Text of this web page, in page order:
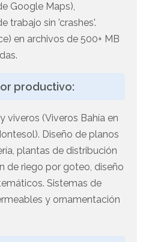
Google Maps),
trabajo sin 'crashes'.
en archivos de 500+ MB
productivo:
viveros (Viveros Bahía en
Diseño de planos
plantas de distribución
de riego por goteo, diseño
Sistemas de
y ornamentación